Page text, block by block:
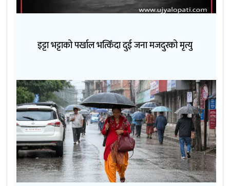
इट्टा भट्टाको पर्खाल भत्किँदा दुई जना मजदुरको मृत्यु